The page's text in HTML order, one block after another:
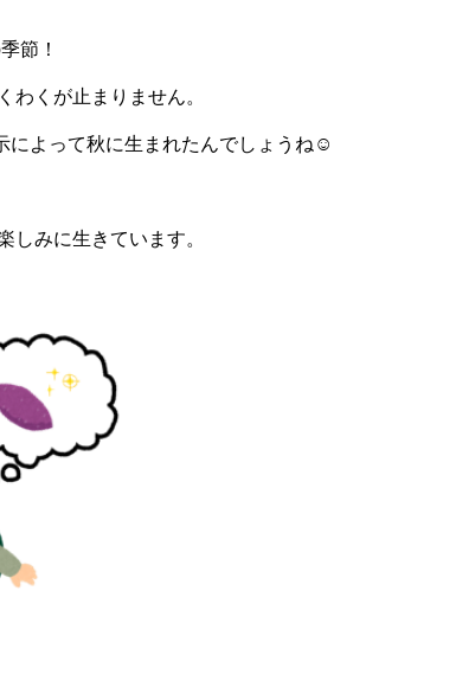
節！
わくが止まりません。
によって秋に生まれたんでしょうね☺
しみに生きています。